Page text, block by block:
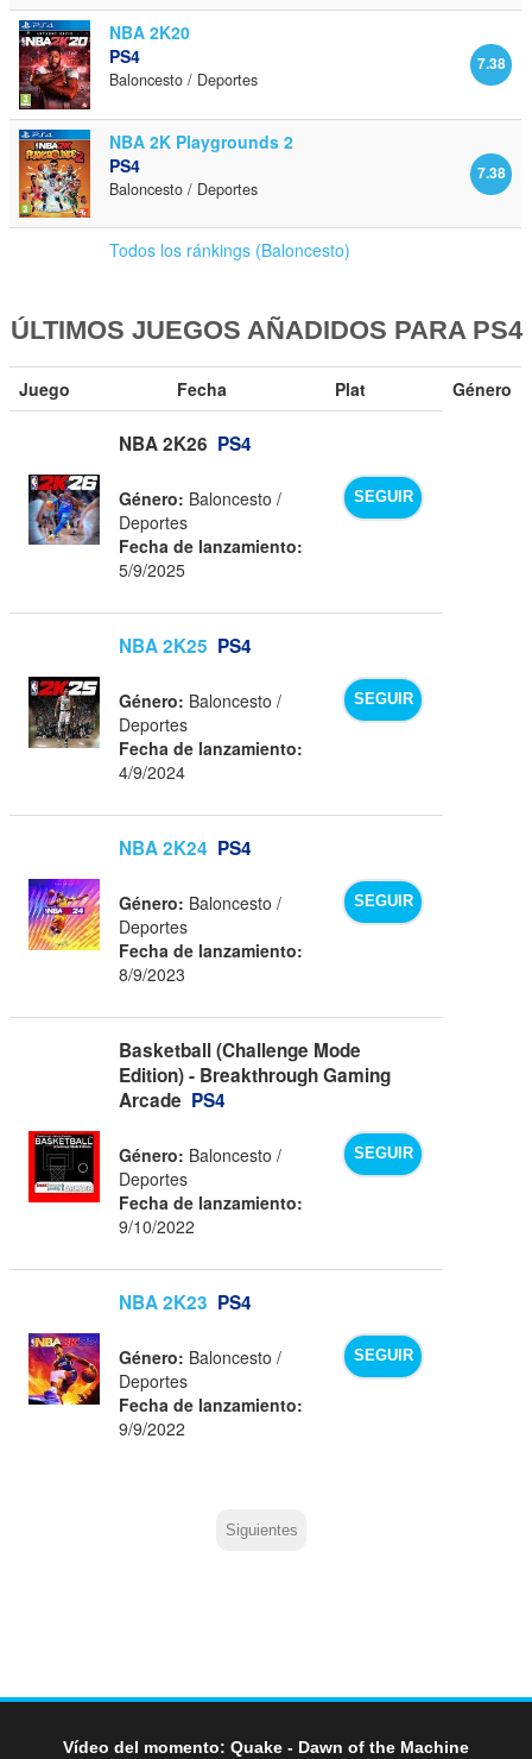
NBA 2K20
7.38
PS4
Baloncesto / Deportes
NBA 2K Playgrounds 2
7.38
PS4
Baloncesto / Deportes
Todos los ránkings (Baloncesto)
ÚLTIMOS JUEGOS AÑADIDOS PARA PS4
Juego Fecha Plat Género
NBA 2K26 PS4
SEGUIR
Género: Baloncesto /
Deportes
Fecha de lanzamiento:
5/9/2025
NBA 2K25 PS4
SEGUIR
Género: Baloncesto /
Deportes
Fecha de lanzamiento:
4/9/2024
NBA 2K24 PS4
SEGUIR
Género: Baloncesto /
Deportes
Fecha de lanzamiento:
8/9/2023
Basketball (Challenge Mode
Edition) - Breakthrough Gaming
Arcade PS4
SEGUIR
Género: Baloncesto /
Deportes
Fecha de lanzamiento:
9/10/2022
NBA 2K23 PS4
SEGUIR
Género: Baloncesto /
Deportes
Fecha de lanzamiento:
9/9/2022
Siguientes
Vídeo del momento: Quake - Dawn of the Machine